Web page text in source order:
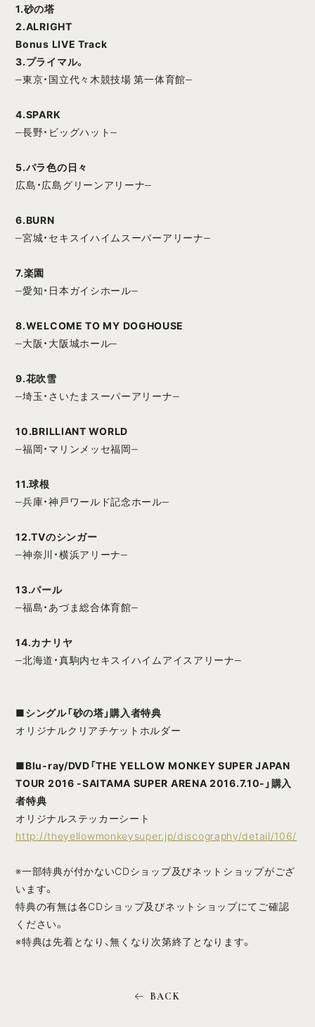
1.砂の塔
2.ALRIGHT
Bonus LIVE Track
3.プライマル。
‒東京・国立代々木競技場 第一体育館‒
4.SPARK
‒長野・ビッグハット‒
5.バラ色の日々
広島・広島グリーンアリーナ‒
6.BURN
‒宮城・セキスイハイムスーパーアリーナ‒
7.楽園
‒愛知・日本ガイシホール‒
8.WELCOME TO MY DOGHOUSE
‒大阪・大阪城ホール‒
9.花吹雪
‒埼玉・さいたまスーパーアリーナ‒
10.BRILLIANT WORLD
‒福岡・マリンメッセ福岡‒
11.球根
‒兵庫・神戸ワールド記念ホール‒
12.TVのシンガー
‒神奈川・横浜アリーナ‒
13.パール
‒福島・あづま総合体育館‒
14.カナリヤ
‒北海道・真駒内セキスイハイムアイスアリーナ‒
■シングル「砂の塔」購入者特典
オリジナルクリアチケットホルダー
■Blu-ray/DVD「THE YELLOW MONKEY SUPER JAPAN
TOUR 2016 -SAITAMA SUPER ARENA 2016.7.10-」 購入
者特典
オリジナルステッカーシート
http://theyellowmonkeysuper.jp/discography/detail/106/
※一部特典が付かないCDショップ及びネットショップがござ
います。
特典の有無は各CDショップ及びネットショップにてご確認
ください。
※特典は先着となり、無くなり次第終了となります。